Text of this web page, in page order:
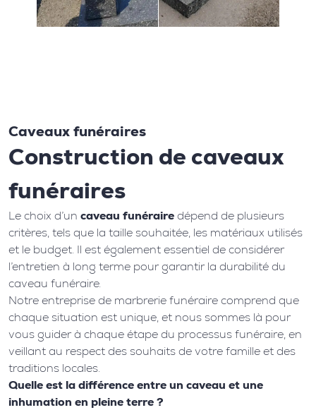
Caveaux funéraires
Construction de caveaux
funéraires
Le choix d’un caveau funérairedépend de plusieurs
critères, tels que la taille souhaitée, les matériaux utilisés
et le budget. Il est également essentiel de considérer
l’entretien à long terme pour garantir la durabilité du
caveau funéraire.
Notre entreprise de marbrerie funéraire comprend que
chaque situation est unique, et nous sommes là pour
vous guider à chaque étape du processus funéraire, en
veillant au respect des souhaits de votre famille et des
traditions locales.
Quelle est la différence entre un caveau et une
inhumation en pleine terre ?